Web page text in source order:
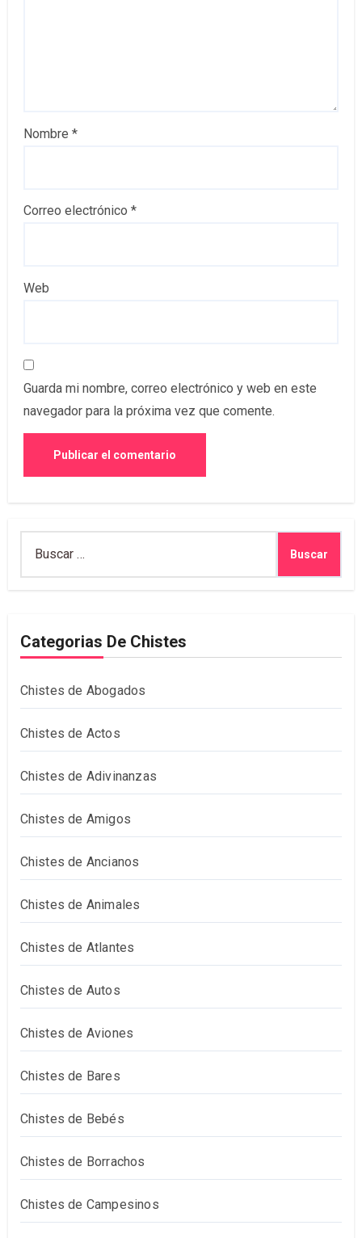
Nombre *
Correo electrónico *
Web
Guarda mi nombre, correo electrónico y web en este
navegador para la próxima vez que comente.
Categorias De Chistes
Chistes de Abogados
Chistes de Actos
Chistes de Adivinanzas
Chistes de Amigos
Chistes de Ancianos
Chistes de Animales
Chistes de Atlantes
Chistes de Autos
Chistes de Aviones
Chistes de Bares
Chistes de Bebés
Chistes de Borrachos
Chistes de Campesinos